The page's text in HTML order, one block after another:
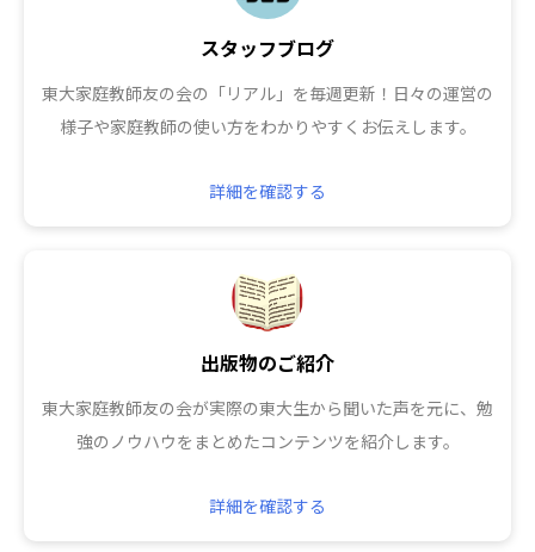
スタッフブログ
東大家庭教師友の会の「リアル」を毎週更新！日々の運営の
様子や家庭教師の使い方をわかりやすくお伝えします。
詳細を確認する
出版物のご紹介
東大家庭教師友の会が実際の東大生から聞いた声を元に、勉
強のノウハウをまとめたコンテンツを紹介します。
詳細を確認する